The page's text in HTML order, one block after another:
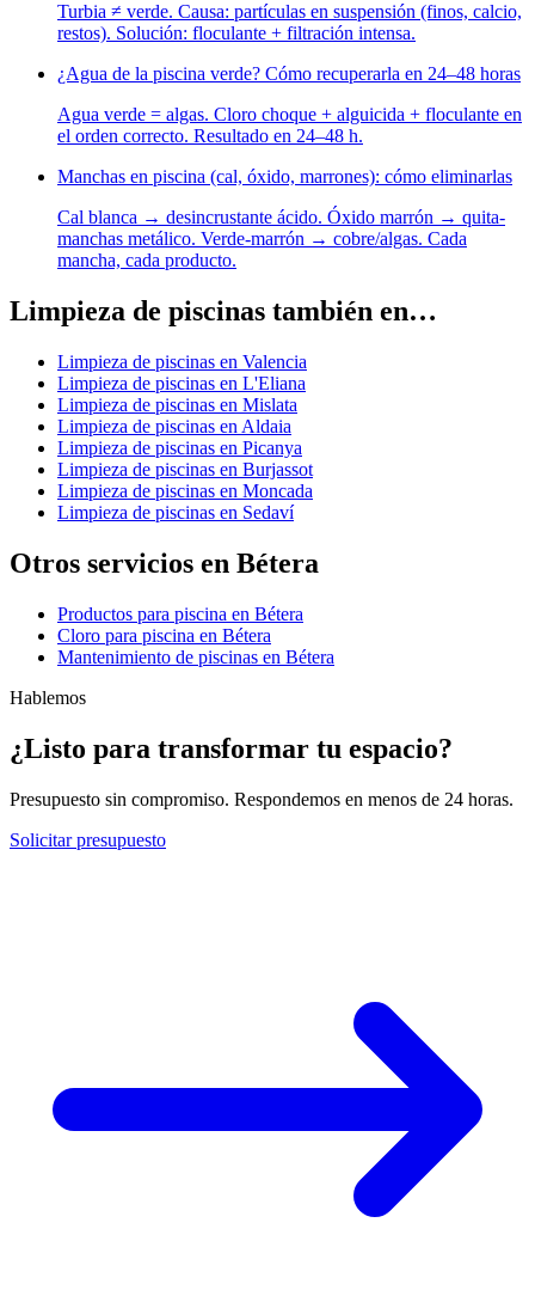
Turbia ≠ verde. Causa: partículas en suspensión (finos, calcio,
restos). Solución: floculante + filtración intensa.
¿Agua de la piscina verde? Cómo recuperarla en 24–48 horas
Agua verde = algas. Cloro choque + alguicida + floculante en
el orden correcto. Resultado en 24–48 h.
Manchas en piscina (cal, óxido, marrones): cómo eliminarlas
Cal blanca → desincrustante ácido. Óxido marrón → quita-
manchas metálico. Verde-marrón → cobre/algas. Cada
mancha, cada producto.
Limpieza de piscinas también en…
Limpieza de piscinas en Valencia
Limpieza de piscinas en L'Eliana
Limpieza de piscinas en Mislata
Limpieza de piscinas en Aldaia
Limpieza de piscinas en Picanya
Limpieza de piscinas en Burjassot
Limpieza de piscinas en Moncada
Limpieza de piscinas en Sedaví
Otros servicios en Bétera
Productos para piscina en Bétera
Cloro para piscina en Bétera
Mantenimiento de piscinas en Bétera
Hablemos
¿Listo para transformar tu espacio?
Presupuesto sin compromiso. Respondemos en menos de 24 horas.
Solicitar presupuesto